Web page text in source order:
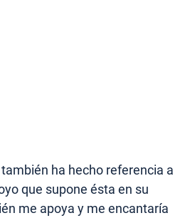
ha hecho referencia a
que supone ésta en su
me apoya y me encantaría